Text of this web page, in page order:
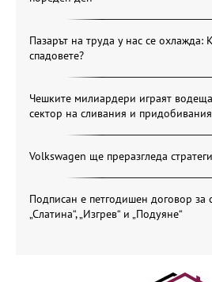
Пазарът на труда у нас се охлажда:
спадовете?
Чешките милиардери играят
сектор на сливания и придобивания
Volkswagen ще преразгледа
Подписан е петгодишен договор за
„Слатина“, „Изгрев“ и „Подуяне“